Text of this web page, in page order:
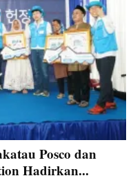
Posco dan
Hadirkan...